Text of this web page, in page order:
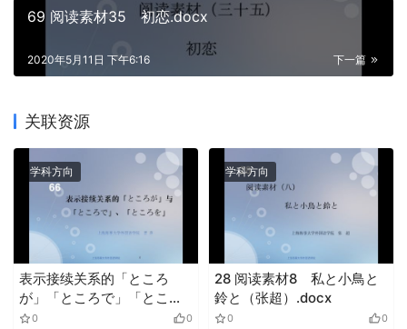
69 阅读素材35 初恋.docx
下一篇
2020年5月11日 下午6:16
关联资源
学科方向
表示接续关系的「ところ
が」「ところで」「ところ
を」.pptx
0 0
学科方向
28 阅读素材8 私と小鳥と
鈴と（张超）.docx
0 0